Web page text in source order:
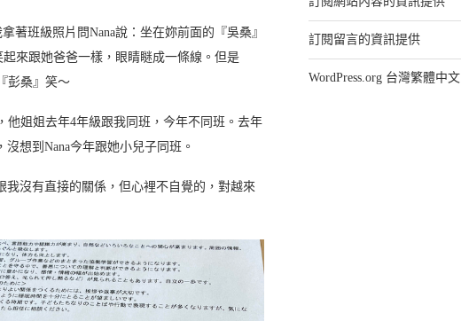
著班級照片問Nana說：坐在妳前面的『吳桑』
來跟她爸爸一樣，眼睛瞇成一條線。但是
彭桑』笑～
他姐姐去年4年級跟我同班，今年不同班。去年
想到Nana今年跟她小兒子同班。
沒有直接的關係，但心裡不自覺的，對越來
訂閱留言的資訊提供
WordPress.org 台灣繁體中文